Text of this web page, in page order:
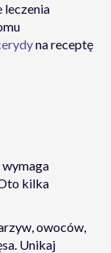
leczenia
na receptę
kilka
owoców,
Unikaj